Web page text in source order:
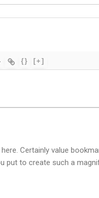
{} [+]
Certainly value
put to create such a